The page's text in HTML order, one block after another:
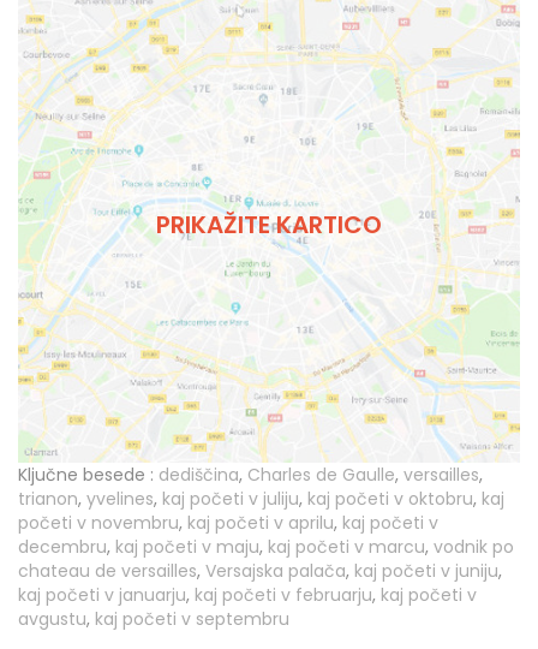
PRIKAŽITE KARTICO
Ključne besede : dediščina, Charles de Gaulle, versailles,
trianon, yvelines, kaj početi v juliju, kaj početi v oktobru, kaj
početi v novembru, kaj početi v aprilu, kaj početi v
decembru, kaj početi v maju, kaj početi v marcu, vodnik po
chateau de versailles, Versajska palača, kaj početi v juniju,
kaj početi v januarju, kaj početi v februarju, kaj početi v
avgustu, kaj početi v septembru